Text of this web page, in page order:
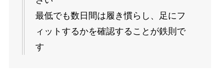
最低でも数日間は履き慣らし、足にフ
ィットするかを確認することが鉄則で
す